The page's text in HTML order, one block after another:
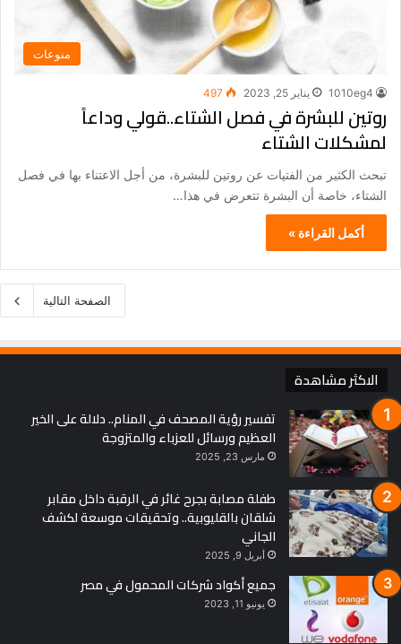
منوعات
1010eg4 يناير 25, 2023 497
روتين للبشرة في فصل الشتاء..قولي وداعاً
لمشكلات الشتاء
تبحث الكثير من الفتيات عن روتين للبشرة، من أجل الاعتناء بها في فصل
الشتاء، خاصة أن البشرة تتعرض في هذا…
أكمل القراءة »
الصفحة التالية
الاكثر مشاهدة
تفسير رؤية المصحف في المنام.. دلالة على الخير
العظيم ورسائل للعزباء والمتزوجة
مارس 23, 2025
طفلة مصابة بجرح غائر في الرقبة داخل مقابر
شلقان بالقليوبية.. وتحقيقات موسعة لكشف
الجاني
أبريل 9, 2025
جميع أكواد شركات المحمول في مصر
يونيو 11, 2023